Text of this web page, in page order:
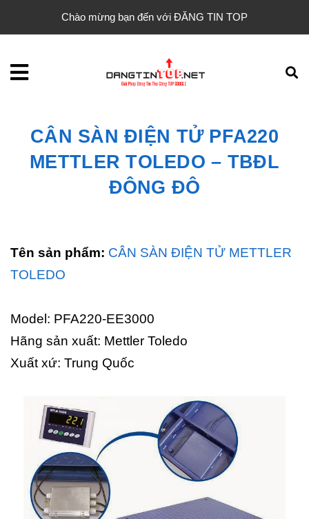
Chào mừng bạn đến với ĐĂNG TIN TOP
CÂN SÀN ĐIỆN TỬ PFA220
METTLER TOLEDO – TBĐL
ĐÔNG ĐÔ
Tên sản phẩm: CÂN SÀN ĐIỆN TỬ METTLER
TOLEDO
Model: PFA220-EE3000
Hãng sản xuất: Mettler Toledo
Xuất xứ: Trung Quốc